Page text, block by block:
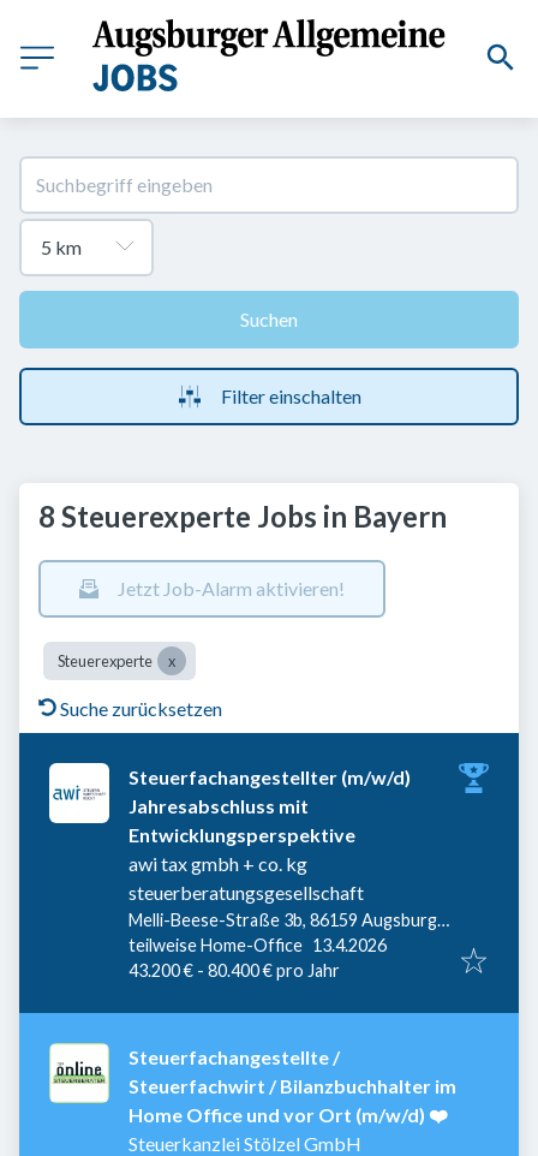
Suchen
Filter einschalten
8 Steuerexperte Jobs in Bayern
Jetzt Job-Alarm aktivieren!
Steuerexperte
Suche zurücksetzen
Steuerfachangestellter (m/w/d)
Jahresabschluss mit
Entwicklungsperspektive
awi tax gmbh + co. kg
steuerberatungsgesellschaft
Melli-Beese-Straße 3b, 86159 Augsburg,
Deutschland
teilweise Home-Office Veröffentlicht
13.4.2026
43.200 € - 80.400 € pro Jahr
Steuerfachangestellte /
Steuerfachwirt / Bilanzbuchhalter im
Home Office und vor Ort (m/w/d) ❤️
Steuerkanzlei Stölzel GmbH